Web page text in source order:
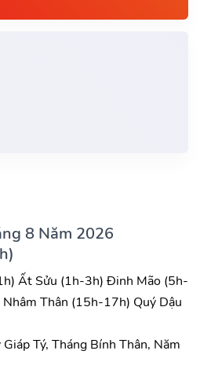
8 Năm 2026
Ất Sửu (1h-3h) Đinh Mão (5h-
Nhâm Thân (15h-17h) Quý Dậu
Tý, Tháng Bính Thân, Năm